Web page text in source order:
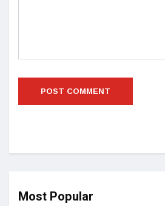
Most Popular